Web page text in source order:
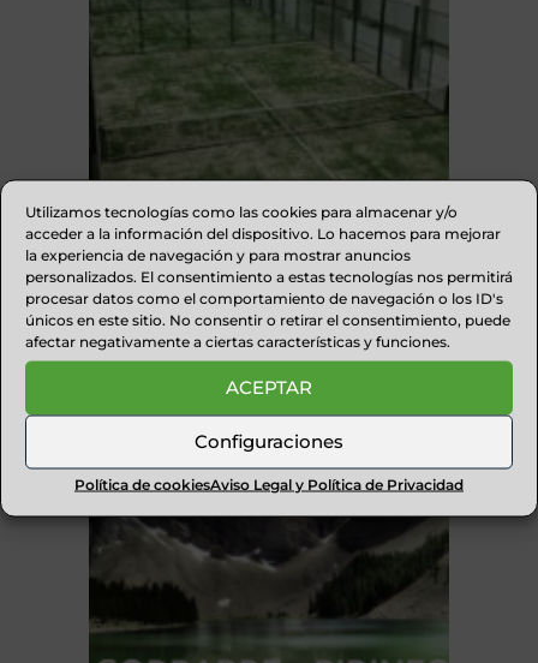
Utilizamos tecnologías como las cookies para almacenar y/o
acceder a la información del dispositivo. Lo hacemos para mejorar
la experiencia de navegación y para mostrar anuncios
personalizados. El consentimiento a estas tecnologías nos permitirá
procesar datos como el comportamiento de navegación o los ID's
únicos en este sitio. No consentir o retirar el consentimiento, puede
afectar negativamente a ciertas características y funciones.
ACEPTAR
Configuraciones
Política de cookiesAviso Legal y Política de Privacidad
PADELIFE Y+ : BAR RESTAURANTE Y
PISTAS DE PADEL